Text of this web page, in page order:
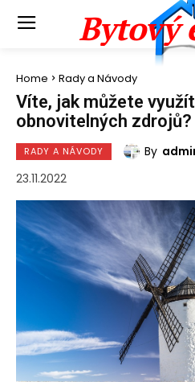
Bytový
Home Rady a Návody
Víte, jak můžete
obnovitelných zdrojů?
RADY A NÁVODY By
23.11.2022